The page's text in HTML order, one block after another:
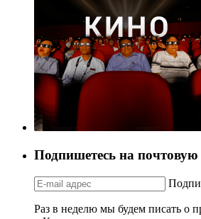
Подпишетесь на
Раз в неделю мы будем писать о